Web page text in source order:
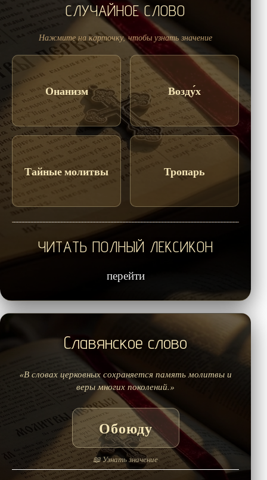
СЛУЧАЙНОЕ СЛОВО
Нажмите на карточку, чтобы узнать значение
Онанизм Возду́х
Тайные молитвы Тропарь
ЧИТАТЬ ПОЛНЫЙ ЛЕКСИКОН
перейти
Славянское слово
«В словах церковных сохраняется память молитвы и
веры многих поколений.»
Обоюду
📖 Узнать значение